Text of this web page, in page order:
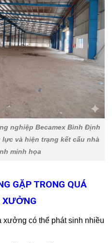
nghiệp Becamex Bình Định
và hiện trạng kết cấu nhà
minh họa
GẶP TRONG QUÁ
XƯỞNG
xưởng có thể phát sinh nhiều